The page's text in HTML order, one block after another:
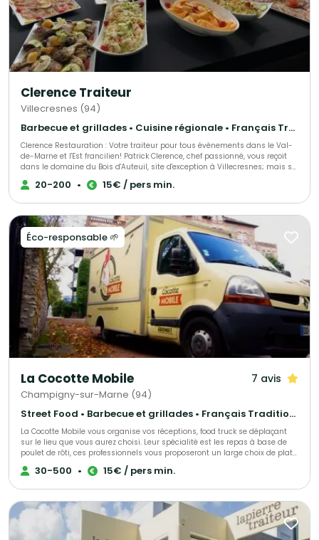
Clerence Traiteur
Villecresnes (94)
Barbecue et grillades • Cuisine régionale • Français Traditionnel
Clerence Restauration : Votre traiteur pour tous évènements dans le Val-
de-Marne et l'Est francilien! Patrick Clerence, chef passionné, vous reçoit
dans le domaine du Bois d'Auteuil, site d'exception à Villecresnes; mais se
déplace aussi sur le lieu de votre choix. Le Bois d'Auteuil est repris en main
par Clerence Restauration depuis Juillet 2007.
20-200 • 15€ / pers min.
Éco-responsable 🌱
La Cocotte Mobile 7 avis
Champigny-sur-Marne (94)
Street Food • Barbecue et grillades • Français Traditionnel
La Cocotte Mobile vous organise vos réceptions, food truck se déplaçant
sur le lieu que vous aurez choisi. Leur spécialité est les repas à base de
poulet de rôti, ces professionnels vous proposeront un large choix de plats,
tout est personnalisable et fait maison. Pour plus d’informations précises,
contactez-les !
30-500 • 15€ / pers min.